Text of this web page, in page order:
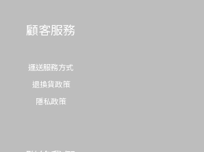
顧客服務
運送服務方式
退換貨政策
隱私政策